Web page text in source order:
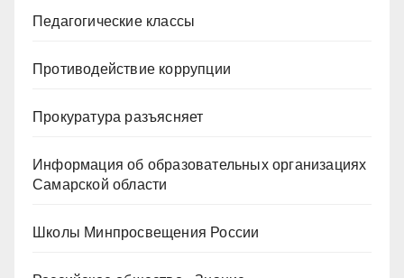
Педагогические классы
Противодействие коррупции
Прокуратура разъясняет
Информация об образовательных организациях
Самарской области
Школы Минпросвещения России